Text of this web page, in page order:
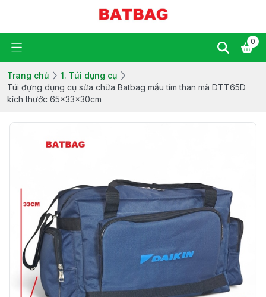
0
Trang chủ
1. Túi dụng cụ
Túi đựng dụng cụ sửa chữa Batbag mầu tím than mã DTT65D
kích thước 65x33x30cm